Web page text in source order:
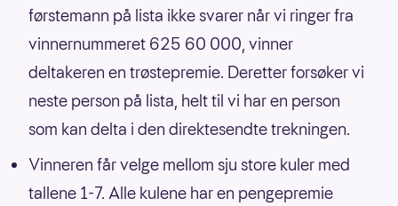
førstemann på lista ikke svarer når vi ringer fra
vinnernummeret 625 60 000, vinner
deltakeren en trøstepremie. Deretter forsøker vi
neste person på lista, helt til vi har en person
som kan delta i den direktesendte trekningen.
Vinneren får velge mellom sju store kuler med
tallene 1-7. Alle kulene har en pengepremie